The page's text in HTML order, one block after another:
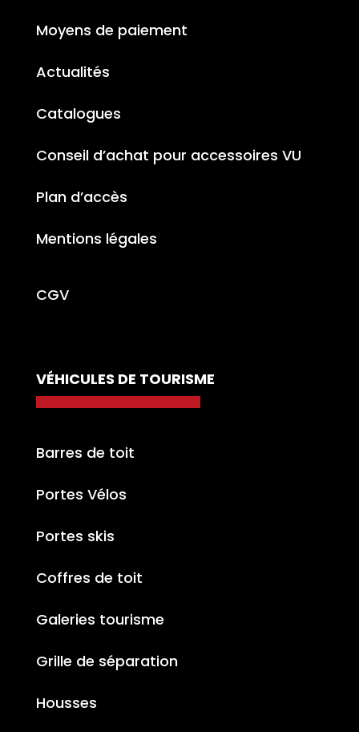
Moyens de paiement
Actualités
Catalogues
Conseil d’achat pour accessoires VU
Plan d’accès
Mentions légales
CGV
VÉHICULES DE TOURISME
Barres de toit
Portes Vélos
Portes skis
Coffres de toit
Galeries tourisme
Grille de séparation
Housses